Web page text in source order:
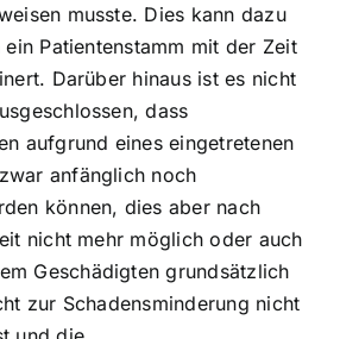
musste. Dies kann dazu
Patientenstamm mit der Zeit
Darüber hinaus ist es nicht
dass
aufgrund eines eingetretenen
anfänglich noch
können, dies aber nach
nicht mehr möglich oder auch
Geschädigten grundsätzlich
zur Schadensminderung nicht